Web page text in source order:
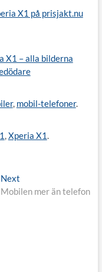
X1 på prisjakt.nu
X1 – alla bilderna
, mobil-telefoner.
,Xperia X1.
Next
post:
Mobilen mer än telefon